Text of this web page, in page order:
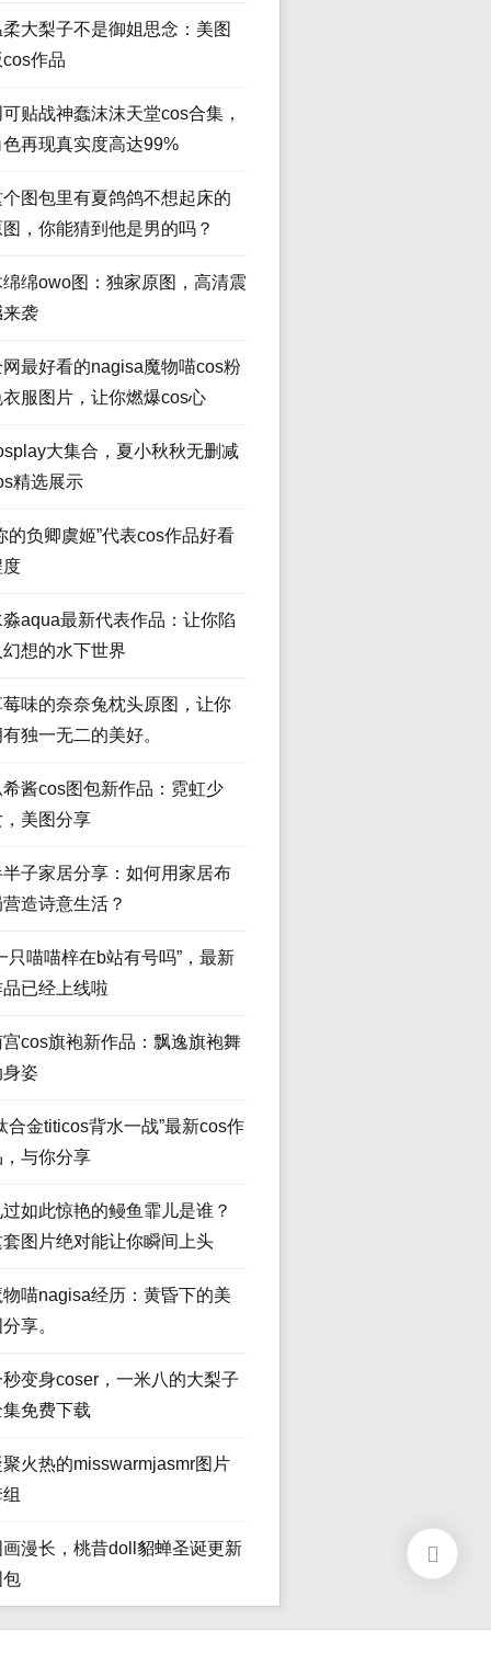
大梨子不是御姐思念：美图
cos作品
贴战神蠢沫沫天堂cos合集，
色再现真实度高达99%
个图包里有夏鸽鸽不想起床的
，你能猜到他是男的吗？
绵绵owo图：独家原图，高清震
来袭
网最好看的nagisa魔物喵cos粉
衣服图片，让你燃爆cos心
大集合，夏小秋秋无删减
精选展示
的负卿虞姬”代表cos作品好看
度
淼aqua最新代表作品：让你陷
幻想的水下世界
莓味的奈奈兔枕头原图，让你
独一无二的美好。
希酱cos图包新作品：霓虹少
，美图分享
半子家居分享：如何用家居布
造诗意生活？
只喵喵梓在b站有号吗”，最新
品已经上线啦
宫cos旗袍新作品：飘逸旗袍舞
身姿
合金titicos背水一战”最新cos作
，与你分享
如此惊艳的鳗鱼霏儿是谁？
套图片绝对能让你瞬间上头
物喵nagisa经历：黄昏下的美
享。
秒变身coser，一米八的大梨子
集免费下载
聚火热的misswarmjasmr图片
画漫长，桃昔doll貂蝉圣诞更新
包